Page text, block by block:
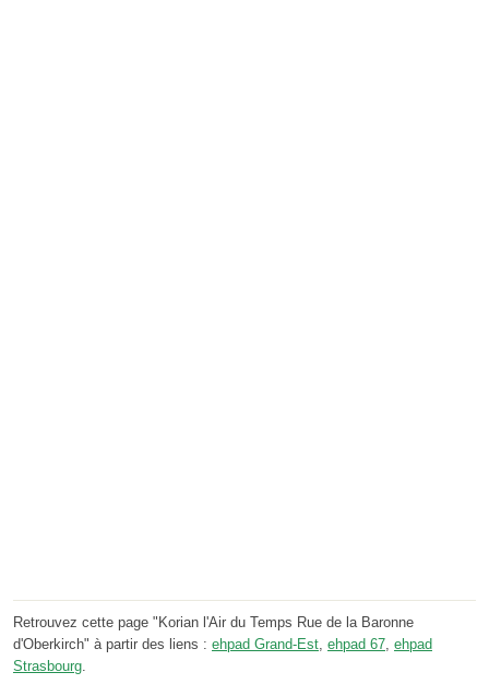
Retrouvez cette page "Korian l'Air du Temps Rue de la Baronne
d'Oberkirch" à partir des liens : ehpad Grand-Est, ehpad 67, ehpad
Strasbourg.